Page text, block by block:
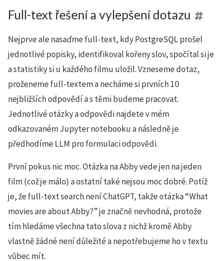
Full-text řešení a vylepšení dotazu
Nejprve ale nasaďme full-text, kdy PostgreSQL prošel
jednotlivé popisky, identifikoval kořeny slov, spočítal si je
a statistiky si u každého filmu uložil. Vzneseme dotaz,
proženeme full-textem a necháme si prvních 10
nejbližších odpovědí a s těmi budeme pracovat.
Jednotlivé otázky a odpovědi najdete v mém
odkazovaném Jupyter notebooku a následně je
předhodíme LLM pro formulaci odpovědi.
První pokus nic moc. Otázka na Abby vede jen na jeden
film (což je málo) a ostatní také nejsou moc dobré. Potíž
je, že full-text search není ChatGPT, takže otázka “What
movies are about Abby?” je značně nevhodná, protože
tím hledáme všechna tato slova z nichž kromě Abby
vlastně žádné není důležité a nepotřebujeme ho v textu
vůbec mít.